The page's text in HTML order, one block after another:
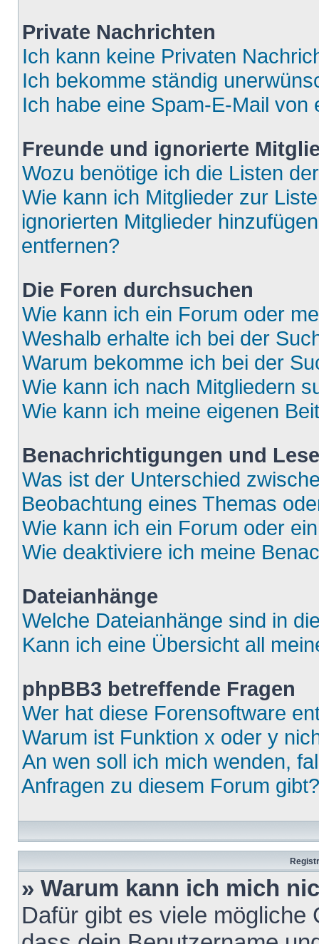
Private Nachrichten
Ich kann keine Privaten
Ich bekomme ständig
Ich habe eine Spam-E-Mail
Freunde und ignorierte
Wozu benötige ich die Listen
Wie kann ich Mitglieder zur
ignorierten Mitglieder
entfernen?
Die Foren durchsuchen
Wie kann ich ein Forum oder
Weshalb erhalte ich bei der
Warum bekomme ich bei der
Wie kann ich nach Mitgliedern
Wie kann ich meine eigenen
Benachrichtigungen und
Was ist der Unterschied
Beobachtung eines Themas
Wie kann ich ein Forum oder
Wie deaktiviere ich meine
Dateianhänge
Welche Dateianhänge sind in
Kann ich eine Übersicht all
phpBB3 betreffende Fragen
Wer hat diese Forensoftware
Warum ist Funktion x oder y
An wen soll ich mich wenden,
Anfragen zu diesem Forum gibt?
» Warum kann ich mich
Dafür gibt es viele